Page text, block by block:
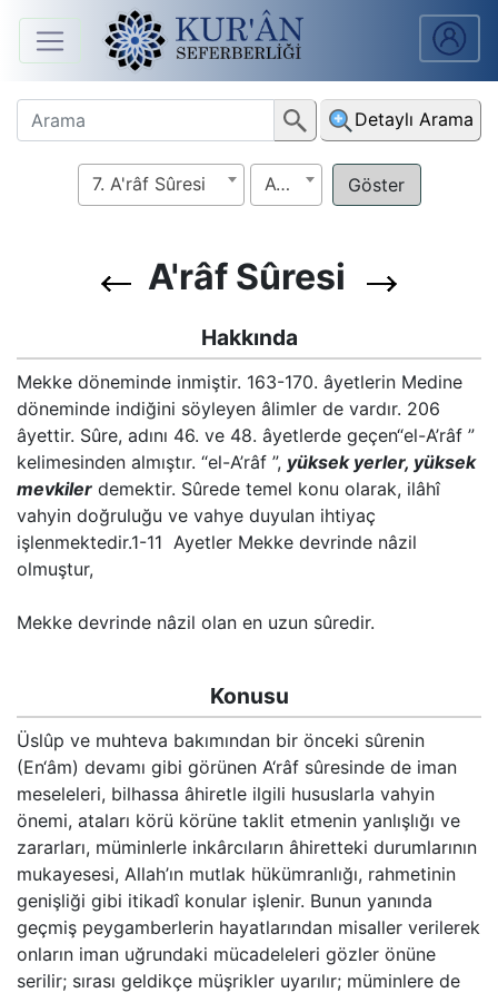
Anasayfa
Sûreler
Arapça
Notları
Kur'ân
Seferberliği
Kökler
Üyelik
Detaylı Arama
7. A'râf Sûresi Ayet
A'râf Sûresi
Hakkında
Mekke döneminde inmiştir. 163-170. âyetlerin Medine
döneminde indiğini söyleyen âlimler de vardır. 206
âyettir. Sûre, adını 46. ve 48. âyetlerde geçen“el-A’râf ”
kelimesinden almıştır. “el-A’râf ”, yüksek yerler, yüksek
mevkiler demektir. Sûrede temel konu olarak, ilâhî
vahyin doğruluğu ve vahye duyulan ihtiyaç
işlenmektedir.1-11 Ayetler Mekke devrinde nâzil
olmuştur,
Mekke devrinde nâzil olan en uzun sûredir.
Konusu
Üslûp ve muhteva bakımından bir önceki sûrenin
(En‘âm) devamı gibi görünen A‘râf sûresinde de iman
meseleleri, bilhassa âhiretle ilgili hususlarla vahyin
önemi, ataları körü körüne taklit etmenin yanlışlığı ve
zararları, müminlerle inkârcıların âhiretteki durumlarının
mukayesesi, Allah’ın mutlak hükümranlığı, rahmetinin
genişliği gibi itikadî konular işlenir. Bunun yanında
geçmiş peygamberlerin hayatlarından misaller verilerek
onların iman uğrundaki mücadeleleri gözler önüne
serilir; sırası geldikçe müşrikler uyarılır; müminlere de